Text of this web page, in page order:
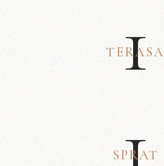
1
TERASA
1
SPRAT